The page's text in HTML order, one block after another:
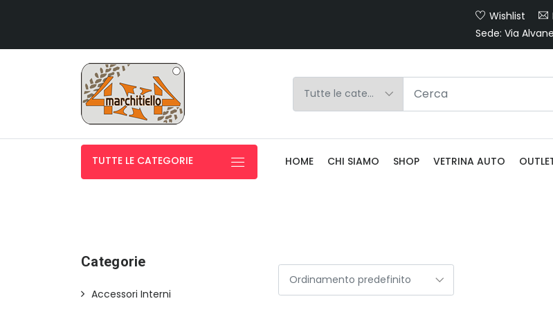
Wishlist
Sede: Via
TUTTE LE CATEGORIE HOME CHI SIAMO SHOP VETRINA AUTO
Categorie
Accessori Interni